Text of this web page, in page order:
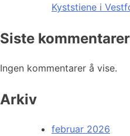
Kyststiene i
Siste kommentarer
Ingen kommentarer å vise.
Arkiv
februar 2026